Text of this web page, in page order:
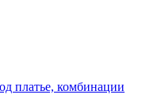
платье, комбинации